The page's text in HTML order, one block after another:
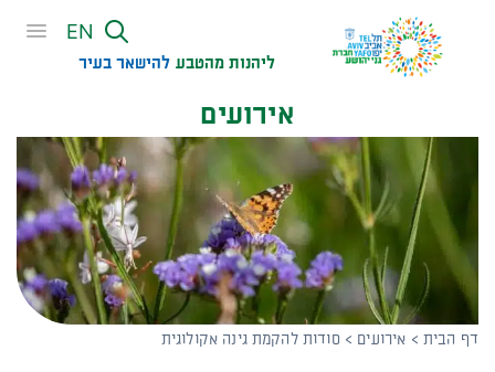
הַמְּסַיַּעַת
לִנְגִישׁוּת
הָאֲתָר.
EN
ליהנות מהטבע להישאר בעיר​
אירועים
דף הבית > אירועים > סודות להקמת גינה אקולוגית